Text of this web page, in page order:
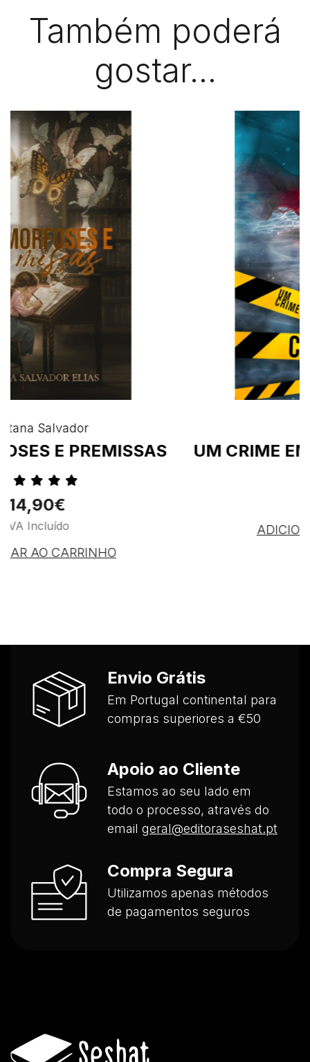
Também poderá
gostar...
METAMORFOSES E PREMISSAS
ADICIONAR AO CARRINHO
Envio Grátis
Em Portugal continental para
compras superiores a €50
Apoio ao Cliente
Estamos ao seu lado em
todo o processo, através do
email geral@editoraseshat.pt
Compra Segura
Utilizamos apenas métodos
de pagamentos seguros